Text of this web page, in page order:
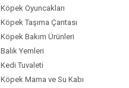
Köpek Oyuncakları
Köpek Taşıma Çantası
Köpek Bakım Ürünleri
Balık Yemleri
Kedi Tuvaleti
Köpek Mama ve Su Kabı